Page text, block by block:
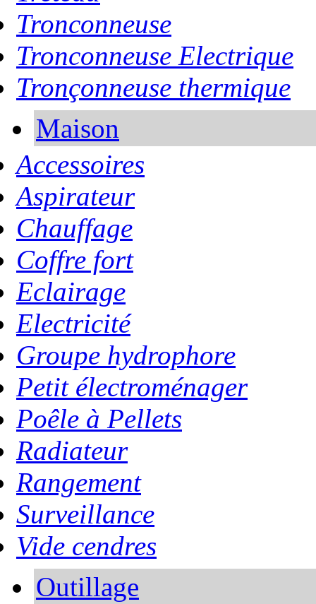
Tronconneuse
Tronconneuse Electrique
Tronçonneuse thermique
Maison
Accessoires
Aspirateur
Chauffage
Coffre fort
Eclairage
Electricité
Groupe hydrophore
Petit électroménager
Poêle à Pellets
Radiateur
Rangement
Surveillance
Vide cendres
Outillage